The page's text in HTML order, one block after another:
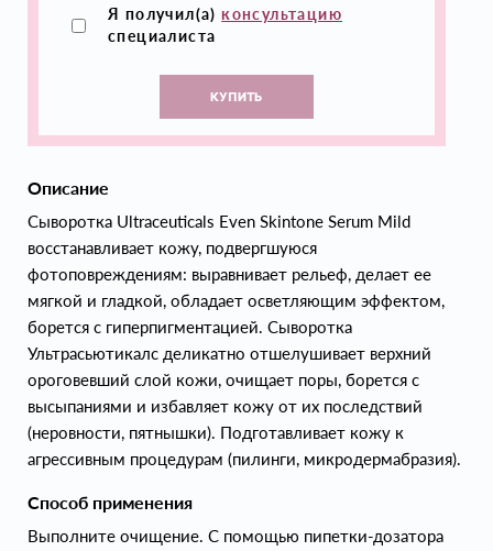
Я получил(а)консультацию
специалиста
КУПИТЬ
Описание
Сыворотка Ultraceuticals Even Skintone Serum Mild
восстанавливает кожу, подвергшуюся
фотоповреждениям: выравнивает рельеф, делает ее
мягкой и гладкой, обладает осветляющим эффектом,
борется с гиперпигментацией. Сыворотка
Ультрасьютикалс деликатно отшелушивает верхний
ороговевший слой кожи, очищает поры, борется с
высыпаниями и избавляет кожу от их последствий
(неровности, пятнышки). Подготавливает кожу к
агрессивным процедурам (пилинги, микродермабразия).
Способ применения
Выполните очищение. С помощью пипетки-дозатора